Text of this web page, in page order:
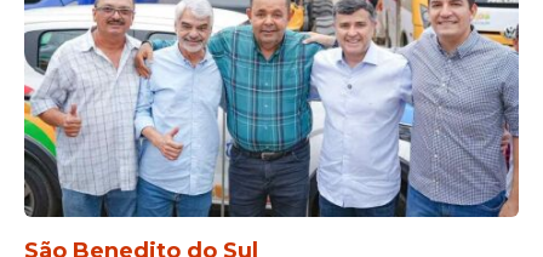
São Benedito do Sul